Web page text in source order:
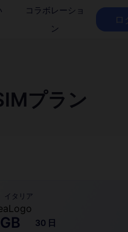
コラボレーショ
ン
ロ
プラン
イタリア
30 日